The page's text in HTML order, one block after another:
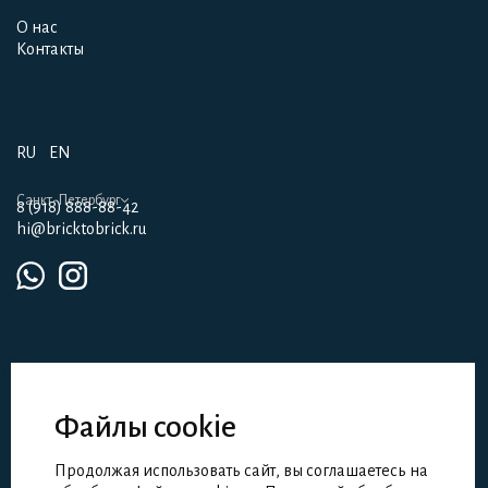
Файлы cookie
Продолжая использовать сайт, вы соглашаетесь на
О нас
О нас
Контакты
RU EN
Санкт-Петербург
8 (918) 888-88-42
hi@bricktobrick.ru
Девелоперам